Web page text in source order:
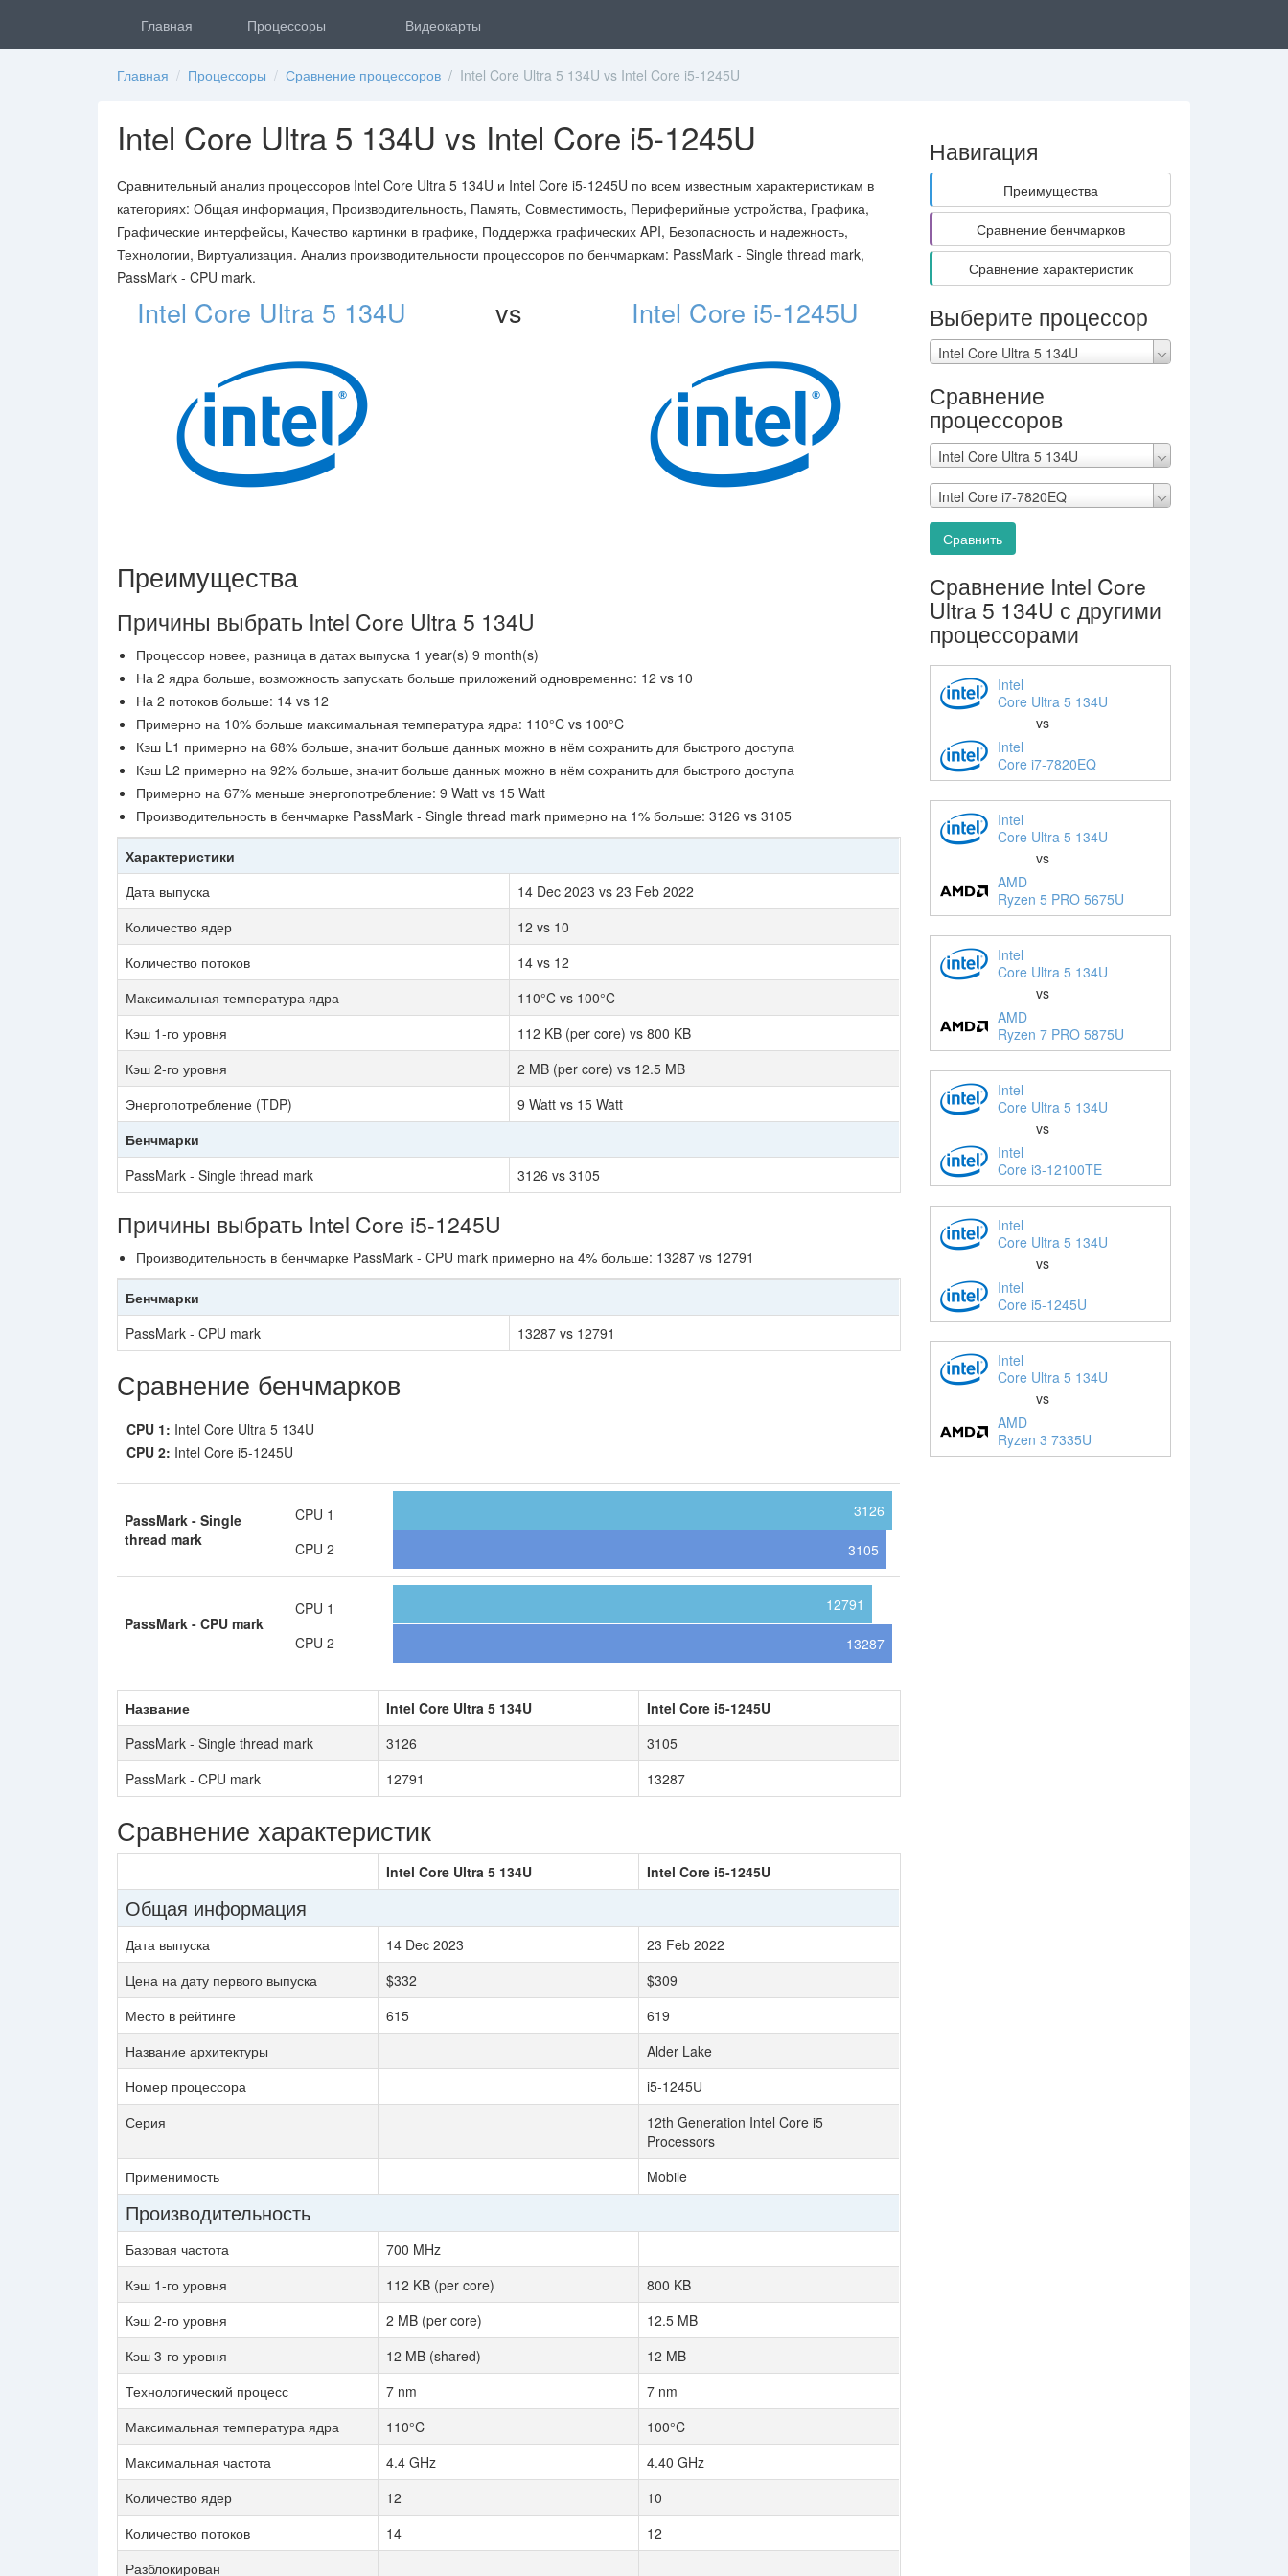
Главная Процессоры Видеокарты
Главная / Процессоры / Сравнение процессоров / Intel Core Ultra 5 134U vs Intel Core i5-1245U
Intel Core Ultra 5 134U vs Intel Core i5-1245U
Сравнительный анализ процессоров Intel Core Ultra 5 134U и Intel Core i5-1245U по всем известным характеристикам в
категориях: Общая информация, Производительность, Память, Совместимость, Периферийные устройства, Графика,
Графические интерфейсы, Качество картинки в графике, Поддержка графических API, Безопасность и надежность,
Технологии, Виртуализация. Анализ производительности процессоров по бенчмаркам: PassMark - Single thread mark,
PassMark - CPU mark.
Intel Core Ultra 5 134U vs Intel Core i5-1245U
Преимущества
Причины выбрать Intel Core Ultra 5 134U
Процессор новее, разница в датах выпуска 1 year(s) 9 month(s)
На 2 ядра больше, возможность запускать больше приложений одновременно: 12 vs 10
На 2 потоков больше: 14 vs 12
Примерно на 10% больше максимальная температура ядра: 110°C vs 100°C
Кэш L1 примерно на 68% больше, значит больше данных можно в нём сохранить для быстрого доступа
Кэш L2 примерно на 92% больше, значит больше данных можно в нём сохранить для быстрого доступа
Примерно на 67% меньше энергопотребление: 9 Watt vs 15 Watt
Производительность в бенчмарке PassMark - Single thread mark примерно на 1% больше: 3126 vs 3105
Характеристики
Дата выпуска
14 Dec 2023 vs 23 Feb 2022
Количество ядер
12 vs 10
Количество потоков
14 vs 12
Максимальная температура ядра
110°C vs 100°C
Кэш 1-го уровня
112 KB (per core) vs 800 KB
Кэш 2-го уровня
2 MB (per core) vs 12.5 MB
Энергопотребление (TDP)
9 Watt vs 15 Watt
Бенчмарки
PassMark - Single thread mark
3126 vs 3105
Причины выбрать Intel Core i5-1245U
Производительность в бенчмарке PassMark - CPU mark примерно на 4% больше: 13287 vs 12791
Бенчмарки
PassMark - CPU mark
13287 vs 12791
Сравнение бенчмарков
CPU 1: Intel Core Ultra 5 134U
CPU 2: Intel Core i5-1245U
PassMark - Single
thread mark
CPU 1
CPU 2
3126
3105
PassMark - CPU mark
CPU 1
CPU 2
12791
13287
Название Intel Core Ultra 5 134U
Intel Core i5-1245U
PassMark - Single thread mark
3126
3105
PassMark - CPU mark
12791 13287
Сравнение характеристик
Intel Core Ultra 5 134U Intel Core i5-1245U
Общая информация
Дата выпуска 14 Dec 2023
23 Feb 2022
Цена на дату первого выпуска
$332
$309
Место в рейтинге
615
619
Название архитектуры
Alder Lake
Номер процессора
i5-1245U
Серия
12th Generation Intel Core i5
Processors
Применимость
Mobile
Производительность
Базовая частота
700 MHz
Кэш 1-го уровня
112 KB (per core)
800 KB
Кэш 2-го уровня
2 MB (per core)
12.5 MB
Кэш 3-го уровня
12 MB (shared)
12 MB
Технологический процесс
7 nm
7 nm
Максимальная температура ядра
110°C
100°C
Максимальная частота
4.4 GHz
4.40 GHz
Количество ядер
12
10
Количество потоков
14
12
Разблокирован
Навигация
Преимущества
Сравнение бенчмарков
Сравнение характеристик
Выберите процессор
Intel Core Ultra 5 134U
Сравнение
процессоров
Intel Core Ultra 5 134U
Intel Core i7-7820EQ
Сравнить
Сравнение Intel Core
Ultra 5 134U с другими
процессорами
Intel
Core Ultra 5 134U
vs
Intel
Core i7-7820EQ
Intel
Core Ultra 5 134U
vs
AMD
Ryzen 5 PRO 5675U
Intel
Core Ultra 5 134U
vs
AMD
Ryzen 7 PRO 5875U
Intel
Core Ultra 5 134U
vs
Intel
Core i3-12100TE
Intel
Core Ultra 5 134U
vs
Intel
Core i5-1245U
Intel
Core Ultra 5 134U
vs
AMD
Ryzen 3 7335U